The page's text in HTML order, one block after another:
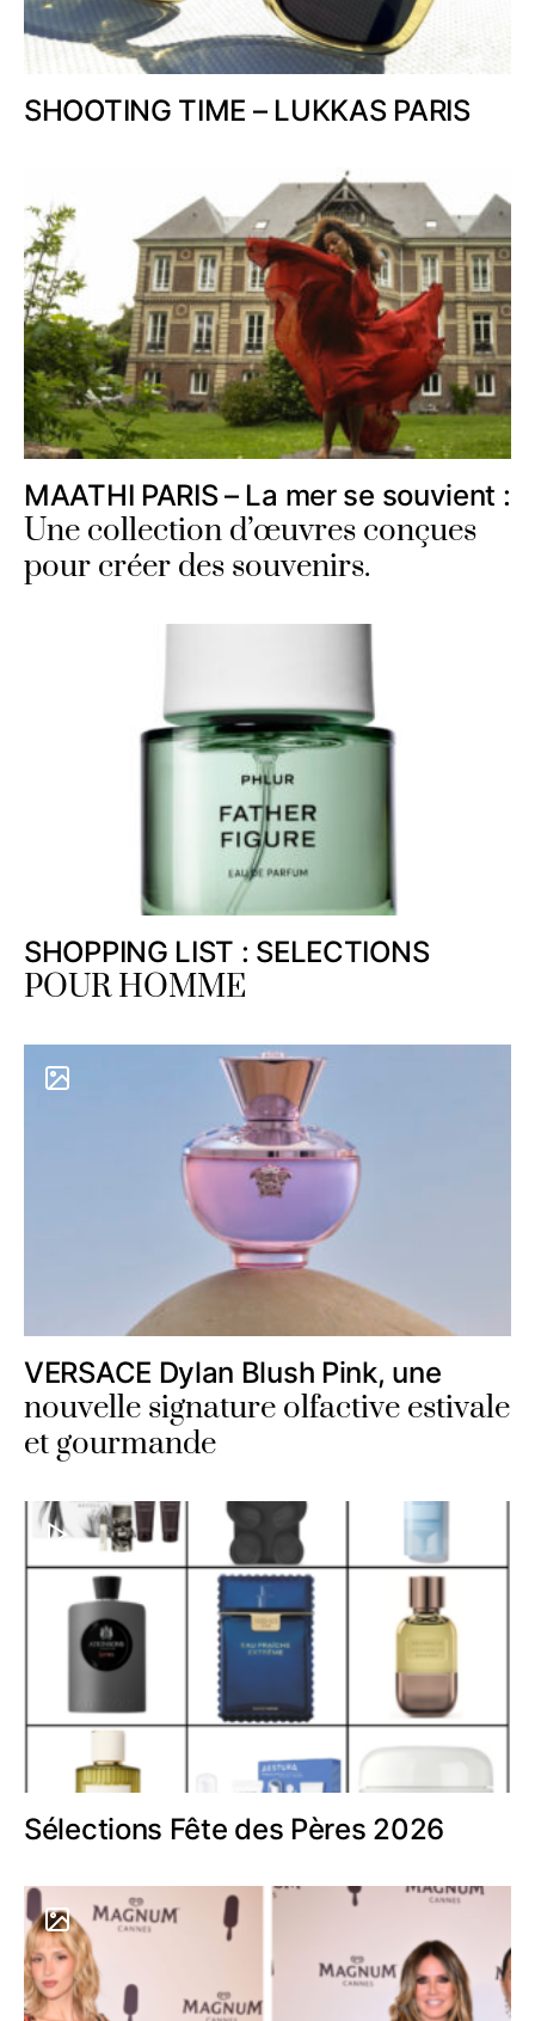
SHOOTING TIME – LUKKAS PARIS
MAATHI PARIS – La mer se souvient :
Une collection d’œuvres conçues
pour créer des souvenirs.
SHOPPING LIST : SELECTIONS
POUR HOMME
VERSACE Dylan Blush Pink, une
nouvelle signature olfactive estivale
et gourmande
Sélections Fête des Pères 2026